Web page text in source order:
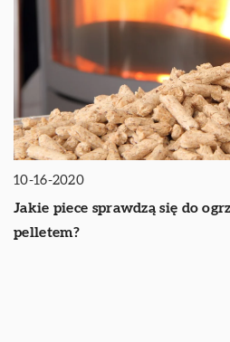
10-16-2020
Jakie piece sprawdzą się do
pelletem?